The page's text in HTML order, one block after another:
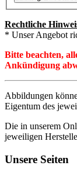
Rechtliche
* Unser Angebot
Bitte beachten,
Ankündigung
Abbildungen
Eigentum des
Die in unserem
jeweiligen
Unsere Seiten